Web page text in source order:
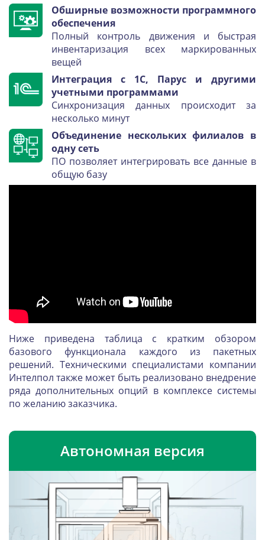
Обширные возможности программного
обеспечения
Полный контроль движения и быстрая
инвентаризация всех маркированных
вещей
Интеграция с 1С, Парус и другими
учетными программами
Синхронизация данных происходит за
несколько минут
Объединение нескольких филиалов в
одну сеть
ПО позволяет интегрировать все данные в
общую базу
Ниже приведена таблица с кратким обзором
базового функционала каждого из пакетных
решений. Техническими специалистами компании
Интелпол также может быть реализовано внедрение
ряда дополнительных опций в комплексе системы
по желанию заказчика.
Автономная версия